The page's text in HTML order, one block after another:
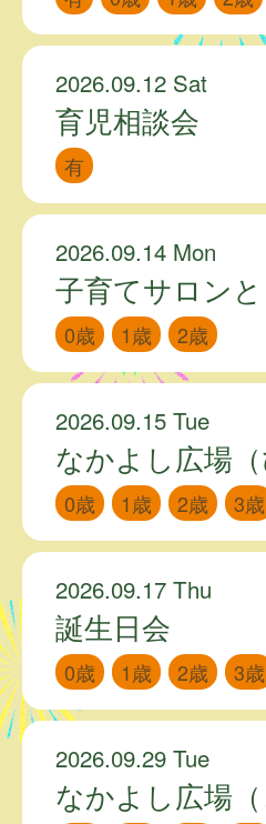
2026.09.12 Sat
育児相談会
有
2026.09.14 Mon
子育てサロン
0歳 1歳 2歳
2026.09.15 Tue
なかよし広場（
0歳 1歳 2歳 3歳
2026.09.17 Thu
誕生日会
0歳 1歳 2歳 3歳
2026.09.29 Tue
なかよし広場（